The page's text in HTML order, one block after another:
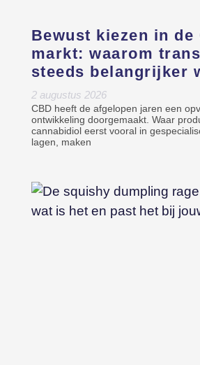
Bewust kiezen in de
markt: waarom
steeds belangrijker
2 augustus 2026
CBD heeft de afgelopen jaren een
ontwikkeling doorgemaakt. Waar
cannabidiol eerst vooral in
lagen, maken